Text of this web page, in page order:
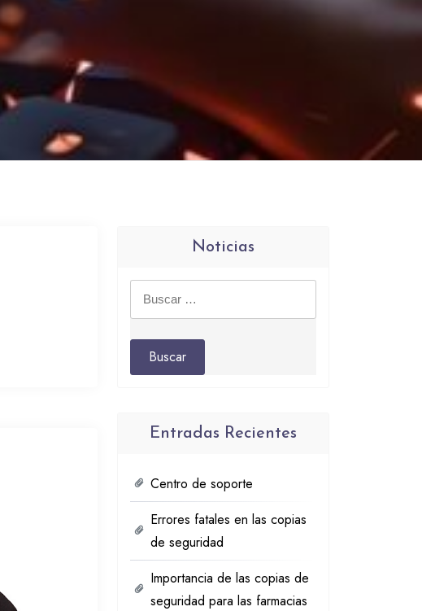
Noticias
Buscar:
Entradas Recientes
Centro de soporte
Errores fatales en las copias
de seguridad
Importancia de las copias de
seguridad para las farmacias